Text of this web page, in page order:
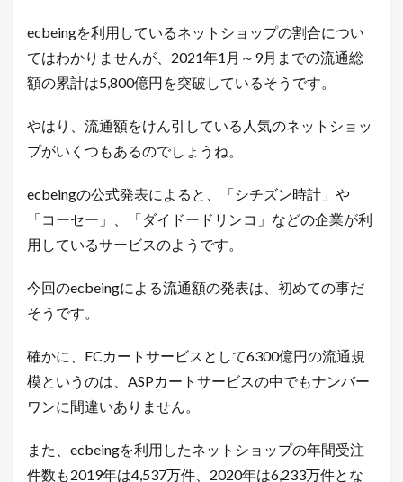
2.3
m
z
o
n
筋
キ
ecbeingを利用しているネットショップの割合につい
てはわかりませんが、2021年1月～9月までの流通総
額の累計は5,800億円を突破しているそうです。
やはり、流通額をけん引している人気のネットショッ
プがいくつもあるのでしょうね。
ecbeingの公式発表によると、「シチズン時計」や
「コーセー」、「ダイドードリンコ」などの企業が利
用しているサービスのようです。
今回のecbeingによる流通額の発表は、初めての事だ
そうです。
確かに、ECカートサービスとして6300億円の流通規
模というのは、ASPカートサービスの中でもナンバー
ワンに間違いありません。
また、ecbeingを利用したネットショップの年間受注
件数も2019年は4,537万件、2020年は6,233万件とな